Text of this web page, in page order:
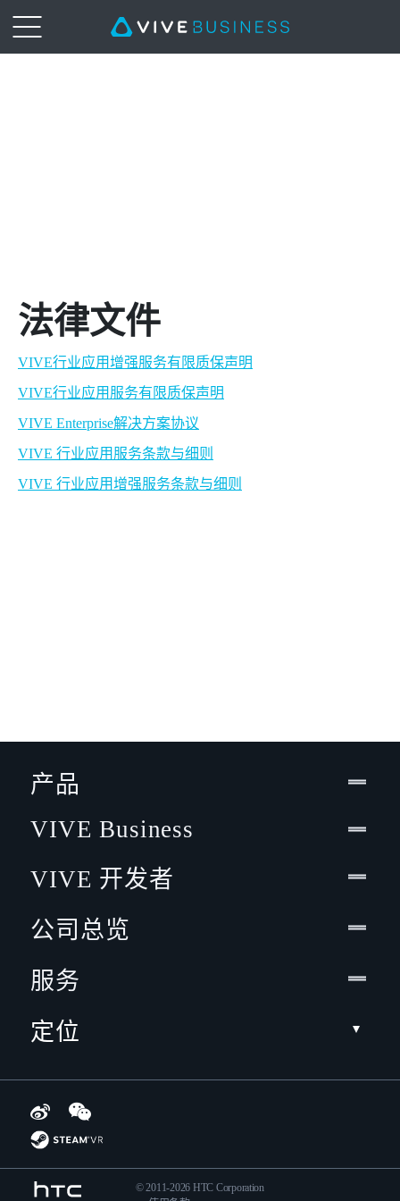
法律文件
VIVE行业应用增强服务有限质保声明
VIVE行业应用服务有限质保声明
VIVE Enterprise解决方案协议
VIVE 行业应用服务条款与细则
VIVE 行业应用增强服务条款与细则
产品
VIVE Business
VIVE 开发者
公司总览
服务
定位
© 2011-2026 HTC Corporation